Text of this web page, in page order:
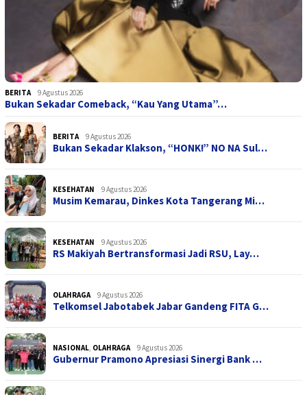
BERITA 9 Agustus 2026
Bukan Sekadar Comeback, “Kau Yang Utama”…
BERITA 9 Agustus 2026
Bukan Sekadar Klakson, “HONK!” NO NA Sul…
KESEHATAN 9 Agustus 2026
Musim Kemarau, Dinkes Kota Tangerang Mi…
KESEHATAN 9 Agustus 2026
RS Makiyah Bertransformasi Jadi RSU, Lay…
OLAHRAGA 9 Agustus 2026
Telkomsel Jabotabek Jabar Gandeng FITA G…
NASIONAL, OLAHRAGA 9 Agustus 2026
Gubernur Pramono Apresiasi Sinergi Bank …